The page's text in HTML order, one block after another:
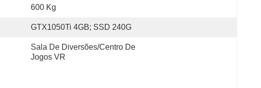
600 Kg
GTX1050Ti 4GB; SSD 240G
Sala De Diversões/centro De
Jogos VR